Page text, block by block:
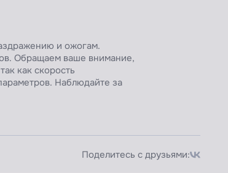
и ожогам.
Обращаем ваше внимание,
как скорость
Наблюдайте за
Поделитесь с друзьями: